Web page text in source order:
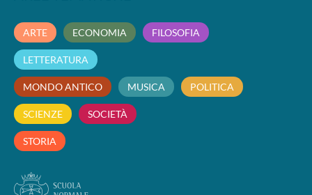
ARTE ECONOMIA FILOSOFIA
LETTERATURA
MONDO ANTICO MUSICA POLITICA
SCIENZE SOCIETÀ
STORIA